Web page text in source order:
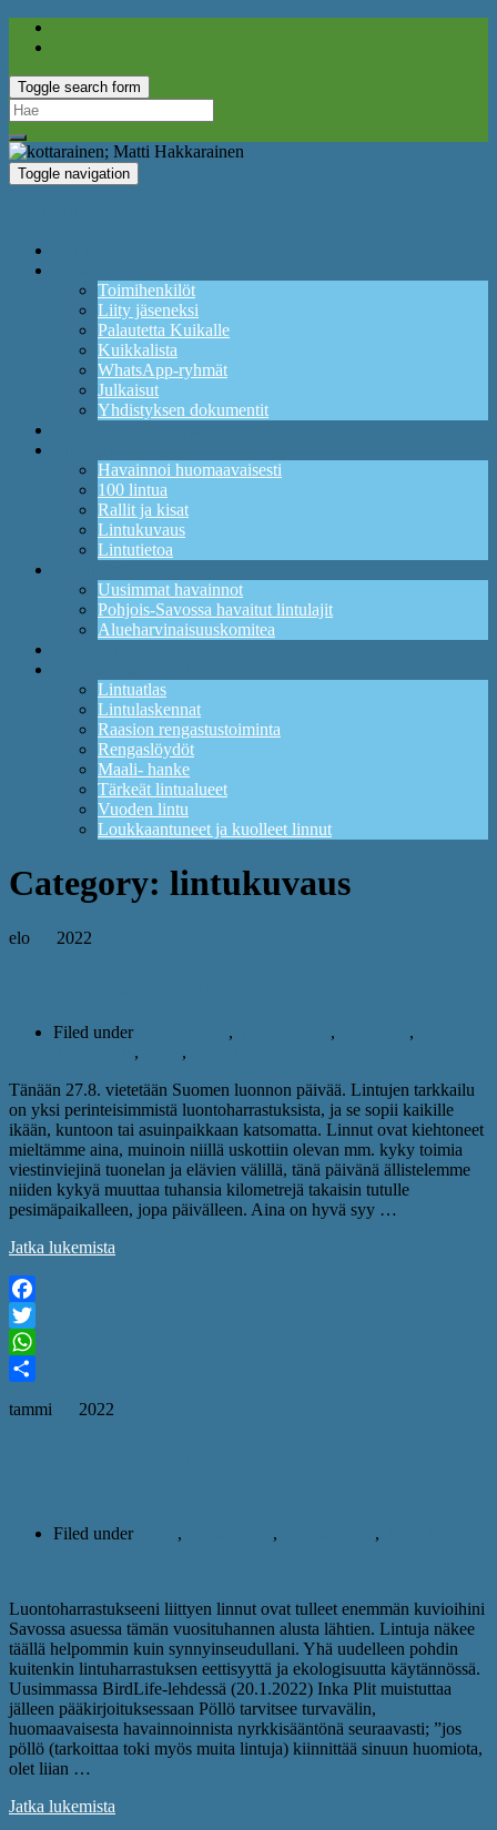
Toggle search form
Search
for:
Toggle navigation
Toimihenkilöt
Liity jäseneksi
Palautetta Kuikalle
Kuikkalista
WhatsApp-ryhmät
Julkaisut
Yhdistyksen dokumentit
Havainnoi huomaavaisesti
100 lintua
Rallit ja kisat
Lintukuvaus
Lintutietoa
Uusimmat havainnot
Pohjois-Savossa havaitut lintulajit
Alueharvinaisuuskomitea
Lintuatlas
Lintulaskennat
Raasion rengastustoiminta
Rengaslöydöt
Maali- hanke
Tärkeät lintualueet
Vuoden lintu
Loukkaantuneet ja kuolleet linnut
Category: lintukuvaus
elo 2022
Filed under , ,
,
, ,
Tänään 27.8. vietetään Suomen luonnon päivää. Lintujen tarkkailu
on yksi perinteisimmistä luontoharrastuksista, ja se sopii kaikille
ikään, kuntoon tai asuinpaikkaan katsomatta. Linnut ovat kiehtoneet
mieltämme aina, muinoin niillä uskottiin olevan mm. kyky toimia
viestinviejinä tuonelan ja elävien välillä, tänä päivänä ällistelemme
niiden kykyä muuttaa tuhansia kilometrejä takaisin tutulle
pesimäpaikalleen, jopa päivälleen. Aina on hyvä syy …
Jatka lukemista
Facebook
Twitter
WhatsApp
tammi 2022
Filed under , , ,
Luontoharrastukseeni liittyen linnut ovat tulleet enemmän kuvioihini
Savossa asuessa tämän vuosituhannen alusta lähtien. Lintuja näkee
täällä helpommin kuin synnyinseudullani. Yhä uudelleen pohdin
kuitenkin lintuharrastuksen eettisyyttä ja ekologisuutta käytännössä.
Uusimmassa BirdLife-lehdessä (20.1.2022) Inka Plit muistuttaa
jälleen pääkirjoituksessaan Pöllö tarvitsee turvavälin,
huomaavaisesta havainnoinnista nyrkkisääntönä seuraavasti; ”jos
pöllö (tarkoittaa toki myös muita lintuja) kiinnittää sinuun huomiota,
olet liian …
Jatka lukemista